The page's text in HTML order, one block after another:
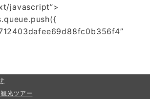
javascript”>
光ツアー